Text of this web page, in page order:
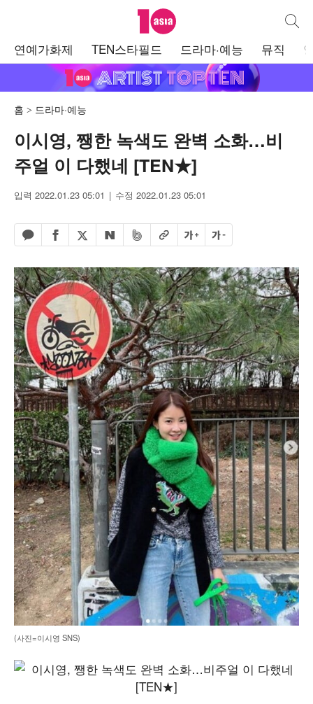
텐아시아 통합
연예가화제 TEN스타필드 드라마·예능 뮤직
홈 드라마·예능
이시영, 쨍한 녹색도 완벽 소화…비
주얼 이 다했네 [TEN★]
입력 2022.01.23 05:01 수정 2022.01.23 05:01
카카오톡 공유하기
페이스북 공유하기
엑스 공유하기
네이버 공유하기
밴드 공유하기
URL복사글자 크게글자 작게
(사진=이시영 SNS)